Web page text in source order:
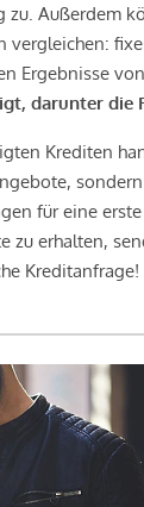
zu. Außerdem
vergleichen:
Ergebnisse von
darunter die
Krediten
für eine
zu erhalten,
Kreditanfrage!